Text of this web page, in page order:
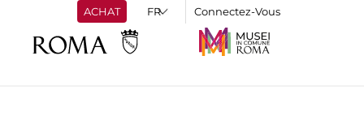
ACHAT Connectez-Vous